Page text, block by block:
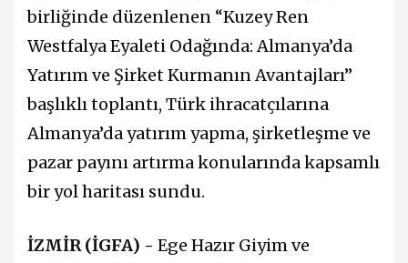
birliğinde düzenlenen “Kuzey Ren
Westfalya Eyaleti Odağında: Almanya’da
Yatırım ve Şirket Kurmanın Avantajları”
başlıklı toplantı, Türk ihracatçılarına
Almanya’da yatırım yapma, şirketleşme ve
pazar payını artırma konularında kapsamlı
bir yol haritası sundu.
İZMİR (İGFA) - Ege Hazır Giyim ve